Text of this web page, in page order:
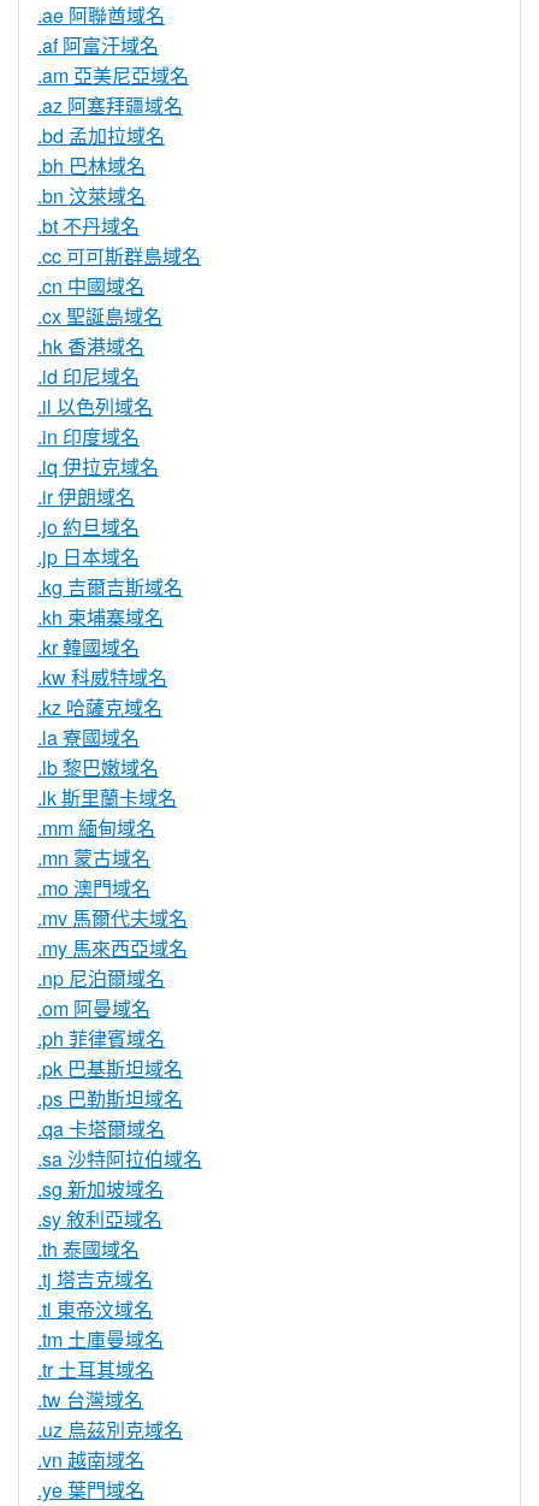
.ae 阿聯酋域名
.af 阿富汗域名
.am 亞美尼亞域名
.az 阿塞拜疆域名
.bd 孟加拉域名
.bh 巴林域名
.bn 汶萊域名
.bt 不丹域名
.cc 可可斯群島域名
.cn 中國域名
.cx 聖誕島域名
.hk 香港域名
.id 印尼域名
.il 以色列域名
.in 印度域名
.iq 伊拉克域名
.ir 伊朗域名
.jo 約旦域名
.jp 日本域名
.kg 吉爾吉斯域名
.kh 柬埔寨域名
.kr 韓國域名
.kw 科威特域名
.kz 哈薩克域名
.la 寮國域名
.lb 黎巴嫩域名
.lk 斯里蘭卡域名
.mm 緬甸域名
.mn 蒙古域名
.mo 澳門域名
.mv 馬爾代夫域名
.my 馬來西亞域名
.np 尼泊爾域名
.om 阿曼域名
.ph 菲律賓域名
.pk 巴基斯坦域名
.ps 巴勒斯坦域名
.qa 卡塔爾域名
.sa 沙特阿拉伯域名
.sg 新加坡域名
.sy 敘利亞域名
.th 泰國域名
.tj 塔吉克域名
.tl 東帝汶域名
.tm 土庫曼域名
.tr 土耳其域名
.tw 台灣域名
.uz 烏茲別克域名
.vn 越南域名
.ye 葉門域名